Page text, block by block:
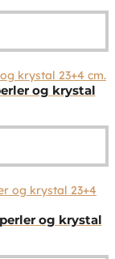
og krystal
og krystal